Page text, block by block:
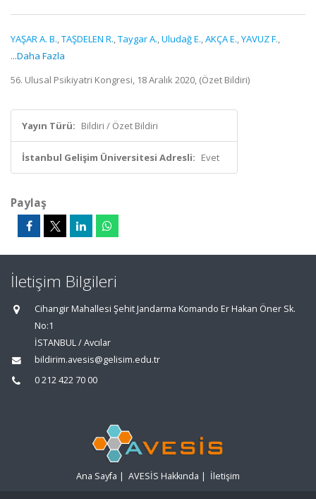
YAŞAR A. B.,TAŞDELEN R.,Taygar A.,Uludağ E.,AKÇA E.,YAVUZ F.,
...Daha Fazla
56. Ulusal Psikiyatri Kongresi, 18 Aralık 2020, (Özet Bildiri)
Yayın Türü: Bildiri / Özet Bildiri
İstanbul Gelişim Üniversitesi Adresli: Evet
Paylaş
İletişim Bilgileri
Cihangir Mahallesi Şehit Jandarma Komando Er Hakan Öner Sk.
No:1
İSTANBUL / Avcılar
bildirim.avesis@gelisim.edu.tr
0 212 422 70 00
Ana Sayfa | AVESİS Hakkında | İletişim